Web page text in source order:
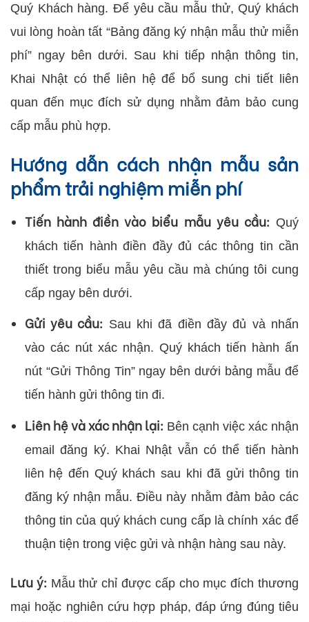
Quý Khách hàng. Để yêu cầu mẫu thử, Quý khách
vui lòng hoàn tất “Bảng đăng ký nhận mẫu thử miễn
phí” ngay bên dưới. Sau khi tiếp nhận thông tin,
Khai Nhật có thể liên hệ để bổ sung chi tiết liên
quan đến mục đích sử dụng nhằm đảm bảo cung
cấp mẫu phù hợp.
Hướng dẫn cách nhận mẫu sản
phẩm trải nghiệm miễn phí
Tiến hành điền vào biểu mẫu yêu cầu: Quý
khách tiến hành điền đầy đủ các thông tin cần
thiết trong biểu mẫu yêu cầu mà chúng tôi cung
cấp ngay bên dưới.
Gửi yêu cầu: Sau khi đã điền đầy đủ và nhấn
vào các nút xác nhận. Quý khách tiến hành ấn
nút “Gửi Thông Tin” ngay bên dưới bảng mẫu để
tiến hành gửi thông tin đi.
Liên hệ và xác nhận lại: Bên cạnh việc xác nhận
email đăng ký. Khai Nhật vẫn có thể tiến hành
liên hệ đến Quý khách sau khi đã gửi thông tin
đăng ký nhận mẫu. Điều này nhằm đảm bảo các
thông tin của quý khách cung cấp là chính xác để
thuận tiện trong việc gửi và nhận hàng sau này.
Lưu ý: Mẫu thử chỉ được cấp cho mục đích thương
mại hoặc nghiên cứu hợp pháp, đáp ứng đúng tiêu